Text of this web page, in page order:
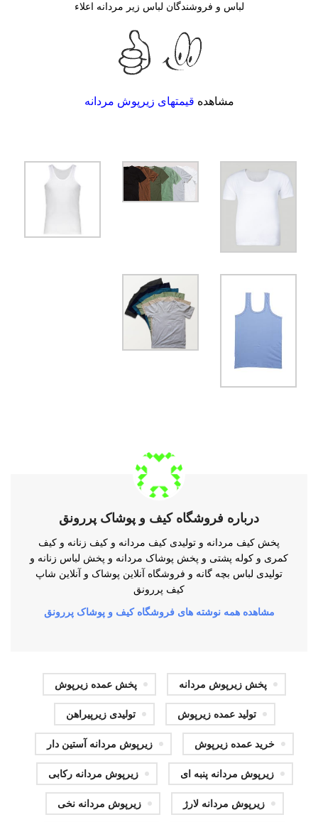
لباس و فروشندگان لباس زیر مردانه اعلاء
مشاهده قیمتهای زیرپوش مردانه
درباره فروشگاه کیف و پوشاک پررونق
پخش کیف مردانه و تولیدی کیف مردانه و کیف زنانه و کیف
کمری و کوله پشتی و پخش پوشاک مردانه و پخش لباس زنانه و
تولیدی لباس بچه گانه و فروشگاه آنلاین پوشاک و آنلاین شاپ
کیف پررونق
مشاهده همه نوشته های فروشگاه کیف و پوشاک پررونق
پخش زیرپوش مردانه پخش عمده زیرپوش
تولید عمده زیرپوش تولیدی زیرپیراهن
خرید عمده زیرپوش زیرپوش مردانه آستین دار
زیرپوش مردانه پنبه ای زیرپوش مردانه رکابی
زیرپوش مردانه لارژ زیرپوش مردانه نخی